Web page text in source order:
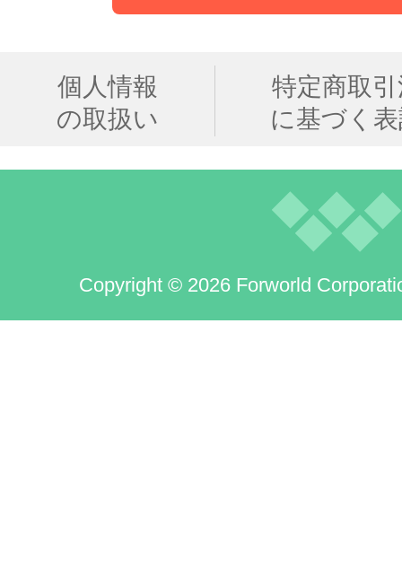
個人情報
の取扱い
特定商取
に基づく
Copyright © 2026 Forworld